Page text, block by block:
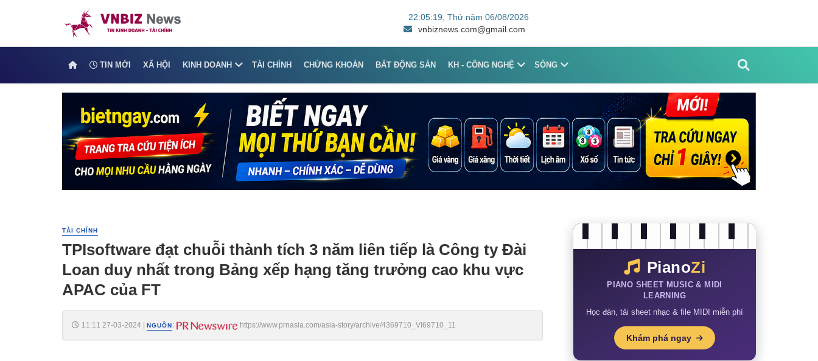
22:05:19 , Thứ năm 06/08/2026
vnbiznews.com@gmail.com
TIN MỚI XÃ HỘI KINH DOANH TÀI CHÍNH CHỨNG KHOÁN BẤT ĐỘNG SẢN KH - CÔNG NGHỆ SỐNG
TÀI CHÍNH
TPIsoftware đạt chuỗi thành tích 3 năm liên tiếp là Công ty Đài
Loan duy nhất trong Bảng xếp hạng tăng trưởng cao khu vực
APAC của FT
11:11 27-03-2024 | NGUỒN: https://www.prnasia.com/asia-story/archive/4369710_VI69710_11
PianoZi
PIANO SHEET MUSIC & MIDI
LEARNING
Học đàn, tải sheet nhạc & file MIDI miễn phí
Khám phá ngay